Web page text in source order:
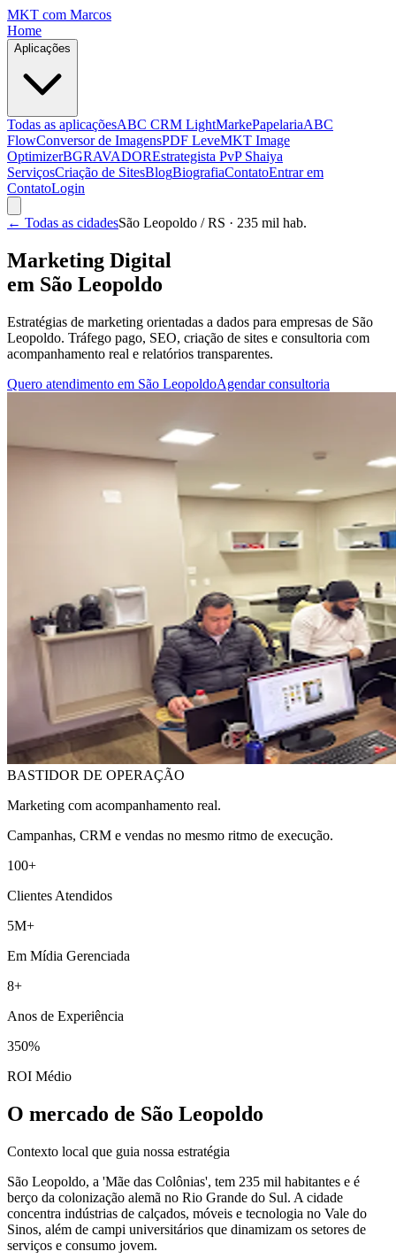
MKT com Marcos
Home
Aplicações
Todas as aplicaçõesABC CRM LightMarkePapelariaABC
FlowConversor de ImagensPDF LeveMKT Image
OptimizerBGRAVADOREstrategista PvP Shaiya
ServiçosCriação de SitesBlogBiografiaContatoEntrar em
ContatoLogin
← Todas as cidadesSão Leopoldo / RS · 235 mil hab.
Marketing Digital
em São Leopoldo
Estratégias de marketing orientadas a dados para empresas de São
Leopoldo. Tráfego pago, SEO, criação de sites e consultoria com
acompanhamento real e relatórios transparentes.
Quero atendimento em São LeopoldoAgendar consultoria
BASTIDOR DE OPERAÇÃO
Marketing com acompanhamento real.
Campanhas, CRM e vendas no mesmo ritmo de execução.
100+
Clientes Atendidos
5M+
Em Mídia Gerenciada
8+
Anos de Experiência
350%
ROI Médio
O mercado de São Leopoldo
Contexto local que guia nossa estratégia
São Leopoldo, a 'Mãe das Colônias', tem 235 mil habitantes e é
berço da colonização alemã no Rio Grande do Sul. A cidade
concentra indústrias de calçados, móveis e tecnologia no Vale do
Sinos, além de campi universitários que dinamizam os setores de
serviços e consumo jovem.